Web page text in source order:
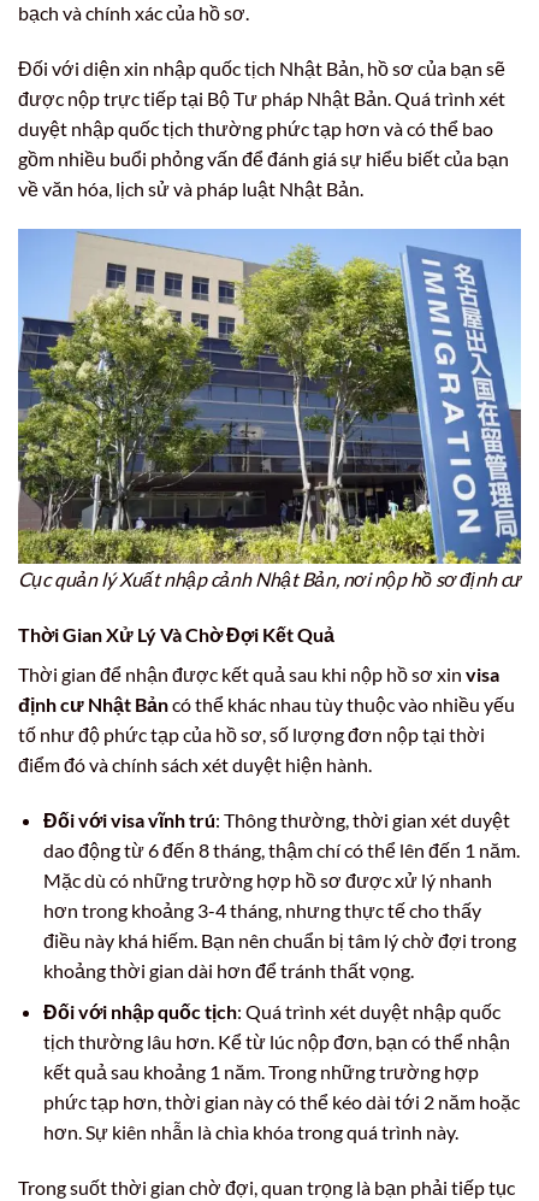
bạch và chính xác của hồ sơ.
Đối với diện xin nhập quốc tịch Nhật Bản, hồ sơ của bạn sẽ
được nộp trực tiếp tại Bộ Tư pháp Nhật Bản. Quá trình xét
duyệt nhập quốc tịch thường phức tạp hơn và có thể bao
gồm nhiều buổi phỏng vấn để đánh giá sự hiểu biết của bạn
về văn hóa, lịch sử và pháp luật Nhật Bản.
Cục quản lý Xuất nhập cảnh Nhật Bản, nơi nộp hồ sơ định cư
Thời Gian Xử Lý Và Chờ Đợi Kết Quả
Thời gian để nhận được kết quả sau khi nộp hồ sơ xin visa
định cư Nhật Bảncó thể khác nhau tùy thuộc vào nhiều yếu
tố như độ phức tạp của hồ sơ, số lượng đơn nộp tại thời
điểm đó và chính sách xét duyệt hiện hành.
Đối với visa vĩnh trú: Thông thường, thời gian xét duyệt
dao động từ 6 đến 8 tháng, thậm chí có thể lên đến 1 năm.
Mặc dù có những trường hợp hồ sơ được xử lý nhanh
hơn trong khoảng 3-4 tháng, nhưng thực tế cho thấy
điều này khá hiếm. Bạn nên chuẩn bị tâm lý chờ đợi trong
khoảng thời gian dài hơn để tránh thất vọng.
Đối với nhập quốc tịch: Quá trình xét duyệt nhập quốc
tịch thường lâu hơn. Kể từ lúc nộp đơn, bạn có thể nhận
kết quả sau khoảng 1 năm. Trong những trường hợp
phức tạp hơn, thời gian này có thể kéo dài tới 2 năm hoặc
hơn. Sự kiên nhẫn là chìa khóa trong quá trình này.
Trong suốt thời gian chờ đợi, quan trọng là bạn phải tiếp tục